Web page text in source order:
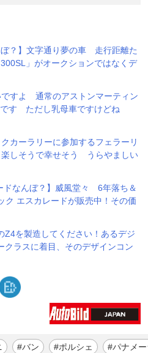
ぼ？】文字通り夢の車 走行距離た
」がオークションではなくデ
ですよ 通常のアストンマーティン
す ただし乳母車ですけどね
カーラリーに参加するフェラーリ
しそうで幸せそう うらやましい
ドなんぼ？】威風堂々 6年落ち＆
ク エスカレードが販売中！その価
Z4を製造してください！あるデジ
クラスに着目、そのデザインコン
#バン #ポルシェ #パナメ